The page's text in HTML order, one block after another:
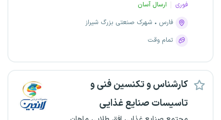
فوری
ارسال آسان
فارس
شهرک صنعتی بزرگ شیراز
تمام وقت
کارشناس و تکنسین فنی و
تاسیسات صنایع غذایی